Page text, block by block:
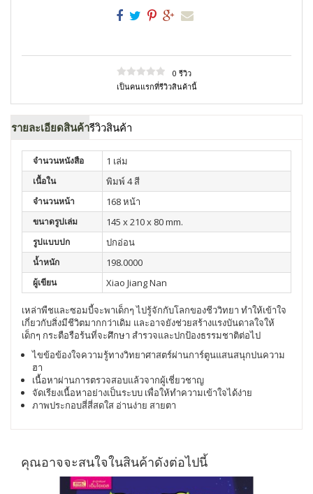
0 รีวิว
เป็นคนแรกที่รีวิวสินค้านี้
รายละเอียดสินค้ารีวิวสินค้า
จำนวนหนังสือ 1 เล่ม
เนื้อใน พิมพ์ 4 สี
จำนวนหน้า 168 หน้า
ขนาดรูปเล่ม 145 x 210 x 80 mm.
รูปแบบปก ปกอ่อน
น้ำหนัก 198.0000
ผู้เขียน Xiao Jiang Nan
เหล่าพืชและซอมบี้จะพาเด็กๆ ไปรู้จักกับโลกของชีววิทยา ทำให้เข้าใจ
เกี่ยวกับสิ่งมีชีวิตมากกว่าเดิม และอาจยังช่วยสร้างแรงบันดาลใจให้
เด็กๆ กระตือรือร้นที่จะศึกษา สำรวจและปกป้องธรรมชาติต่อไป
ไขข้อข้องใจความรู้ทางวิทยาศาสตร์ผ่านการ์ตูนแสนสนุกปนความ
ฮา
เนื้อหาผ่านการตรวจสอบแล้วจากผู้เชี่ยวชาญ
จัดเรียงเนื้อหาอย่างเป็นระบบ เพื่อให้ทำความเข้าใจได้ง่าย
ภาพประกอบสี่สี่สดใส อ่านง่าย สายตา
คุณอาจจะสนใจในสินค้าดังต่อไปนี้